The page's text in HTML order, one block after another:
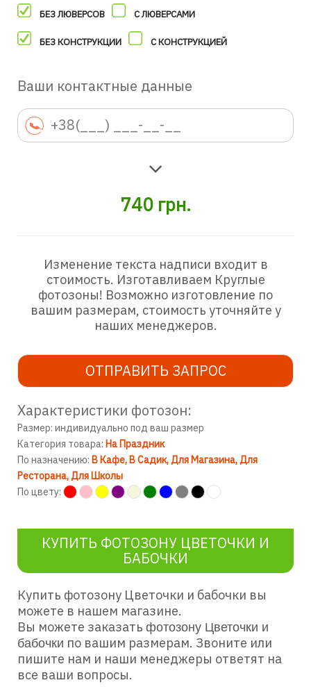
БЕЗ ЛЮВЕРСОВ С ЛЮВЕРСАМИ
БЕЗ КОНСТРУКЦИИ С КОНСТРУКЦИЕЙ
Ваши контактные данные
740 грн.
Изменение текста надписи входит в
стоимость. Изготавливаем Круглые
фотозоны! Возможно изготовление по
вашим размерам, стоимость уточняйте у
наших менеджеров.
ОТПРАВИТЬ ЗАПРОС
Характеристики фотозон:
Размер: индивидуально под ваш размер
Категория товара: На Праздник
По назначению: В Кафе В Садик Для Магазина Для
Ресторана Для Школы
По цвету:
КУПИТЬ ФОТОЗОНУ ЦВЕТОЧКИ И
БАБОЧКИ
Купить фотозону Цветочки и бабочки вы
можете в нашем магазине.
Вы можете заказать фотозону Цветочки и
бабочки по вашим размерам. Звоните или
пишите нам и наши менеджеры ответят на
все ваши вопросы.